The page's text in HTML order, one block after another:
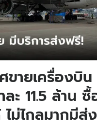
ขายเครื่องบิ
ละ 11.5 ล้าน
ไม่ไกลมากมีส่